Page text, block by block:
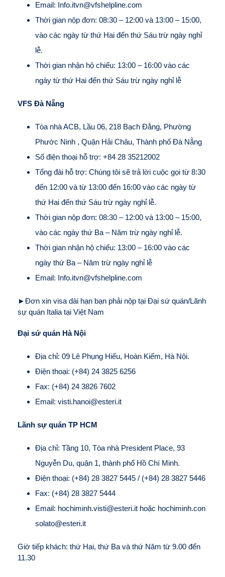
Email: Info.itvn@vfshelpline.com
Thời gian nộp đơn: 08:30 – 12:00 và 13:00 – 15:00,
vào các ngày từ thứ Hai đến thứ Sáu trừ ngày nghỉ
lễ.
Thời gian nhận hộ chiếu: 13:00 – 16:00 vào các
ngày từ thứ Hai đến thứ Sáu trừ ngày nghỉ lễ
VFS Đà Nẵng
Tòa nhà ACB, Lầu 06, 218 Bạch Đằng, Phường
Phước Ninh , Quận Hải Châu, Thành phố Đà Nẵng
Số điện thoại hỗ trợ: +84 28 35212002
Tổng đài hỗ trợ: Chúng tôi sẽ trả lời cuộc gọi từ 8:30
đến 12:00 và từ 13:00 đến 16:00 vào các ngày từ
thứ Hai đến thứ Sáu trừ ngày nghỉ lễ.
Thời gian nộp đơn: 08:30 – 12:00 và 13:00 – 15:00,
vào các ngày thứ Ba – Năm trừ ngày nghỉ lễ.
Thời gian nhận hộ chiếu: 13:00 – 16:00 vào các
ngày thứ Ba – Năm trừ ngày nghỉ lễ
Email: Info.itvn@vfshelpline.com
►Đơn xin visa dài hạn bạn phải nộp tại Đại sứ quán/Lãnh
sự quán Italia tại Việt Nam
Đại sứ quán Hà Nội
Địa chỉ: 09 Lê Phụng Hiếu, Hoàn Kiếm, Hà Nội.
Điện thoại: (+84) 24 3825 6256
Fax: (+84) 24 3826 7602
Email: visti.hanoi@esteri.it
Lãnh sự quán TP HCM
Địa chỉ: Tầng 10, Tòa nhà President Place, 93
Nguyễn Du, quận 1, thành phố Hồ Chí Minh.
Điện thoại: (+84) 28 3827 5445 / (+84) 28 3827 5446
Fax: (+84) 28 3827 5444
Email: hochiminh.visti@esteri.it hoặc hochiminh.con
solato@esteri.it
Giờ tiếp khách: thứ Hai, thứ Ba và thứ Năm từ 9.00 đến
11.30